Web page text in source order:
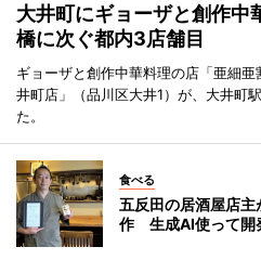
大井町にギョーザと創作
橋に次ぐ都内3店舗目
ギョーザと創作中華料理の店「亜細
井町店」（品川区大井1）が、大井町
た。
食べる
五反田の居酒屋店
作 生成AI使って開